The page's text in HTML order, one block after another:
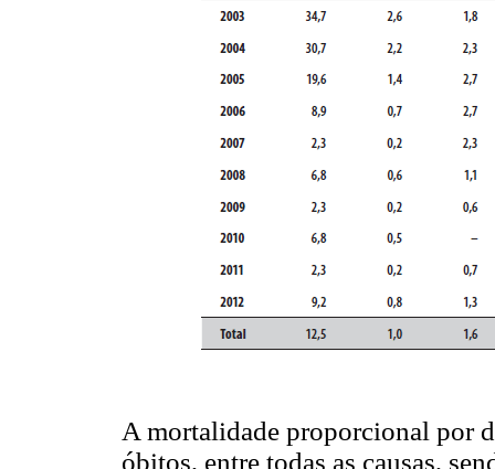
A mortalidade proporcional por
óbitos, entre todas as causas,